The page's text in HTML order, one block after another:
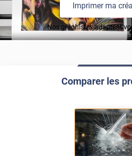
Imprimer ma
Nos graphistes adaptent
Comparer les